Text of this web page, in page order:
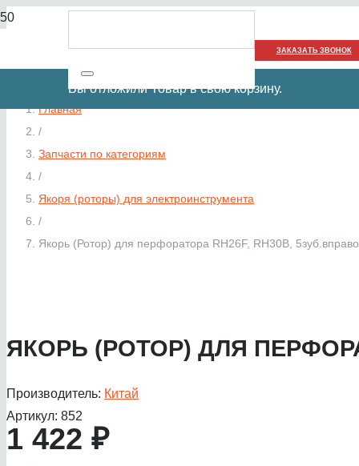
ЗАКАЗАТЬ ЗВОНОК
Вы отложилиТоварв свою корзину.
Главная
/
Запчасти по категориям
/
Якоря (роторы) для электроинструмента
/
Якорь (Ротор) для перфоратора RH26F, RH30B,
ЯКОРЬ (РОТОР) ДЛЯ
Производитель: Китай
Артикул: 852
1 422 ₽